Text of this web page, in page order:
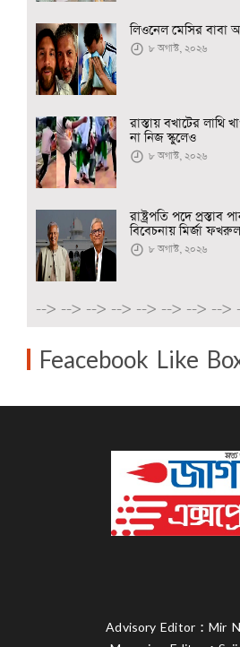
লিওনেল মেসির বাবা
৮ অগাস্ট, ২০২৬
রাস্তায় বখাটের লাথি
না নিজ স্কুলেও
৮ অগাস্ট, ২০২৬
রাষ্ট্রপতি পদে
বিবেচনায় মির্জা ফখরুল
৮ অগাস্ট, ২০২৬
--> --> --> --> --> --> --> -->
Feacebook Like
Advisory Editor : Mir